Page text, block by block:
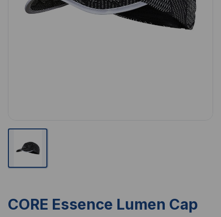
CORE Essence Lumen Cap